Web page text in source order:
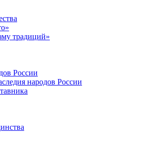
традиций»
России
народов России